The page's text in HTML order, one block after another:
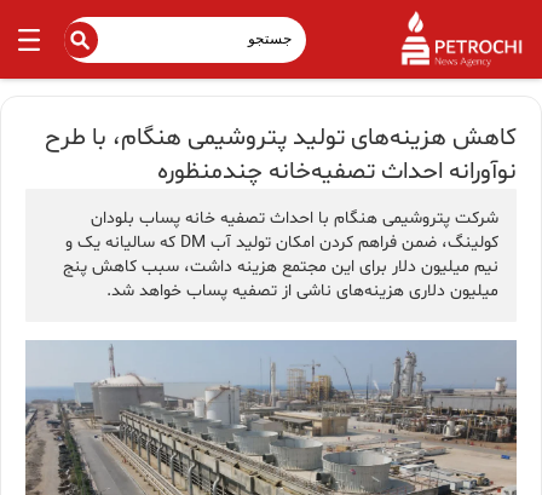
کاهش هزینه‌های تولید پتروشیمی هنگام، با طرح
نوآورانه احداث تصفیه‌خانه چندمنظوره
شرکت پتروشیمی هنگام با احداث تصفیه خانه پساب بلودان
کولینگ، ضمن فراهم کردن امکان تولید آب DM که سالیانه یک و
نیم میلیون دلار برای این مجتمع هزینه داشت، سبب کاهش پنج
میلیون دلاری هزینه‌های ناشی از تصفیه پساب خواهد شد.